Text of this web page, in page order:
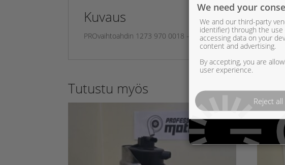
Kuvaus
PROvaihtoahdin 1273 970 0018 – BMW 550 d isoin turbo –
Tutustu myös
We need your
We and our third-party
identifier) through the
accessing data on your
content and advertising.
By accepting, you are
user experience.
Reject all